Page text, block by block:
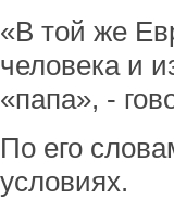
«В той же
человека и
«папа», -
По его
условиях.